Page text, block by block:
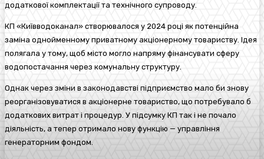
додаткової комплектації та технічного супроводу.
КП «Київводоканал» створювалося у 2024 році як потенційна
заміна однойменному приватному акціонерному товариству. Ідея
полягала у тому, щоб місто могло напряму фінансувати сферу
водопостачання через комунальну структуру.
Однак через зміни в законодавстві підприємство мало би знову
реорганізовуватися в акціонерне товариство, що потребувало б
додаткових витрат і процедур. У підсумку КП так і не почало
діяльність, а тепер отримало нову функцію — управління
генераторним фондом.